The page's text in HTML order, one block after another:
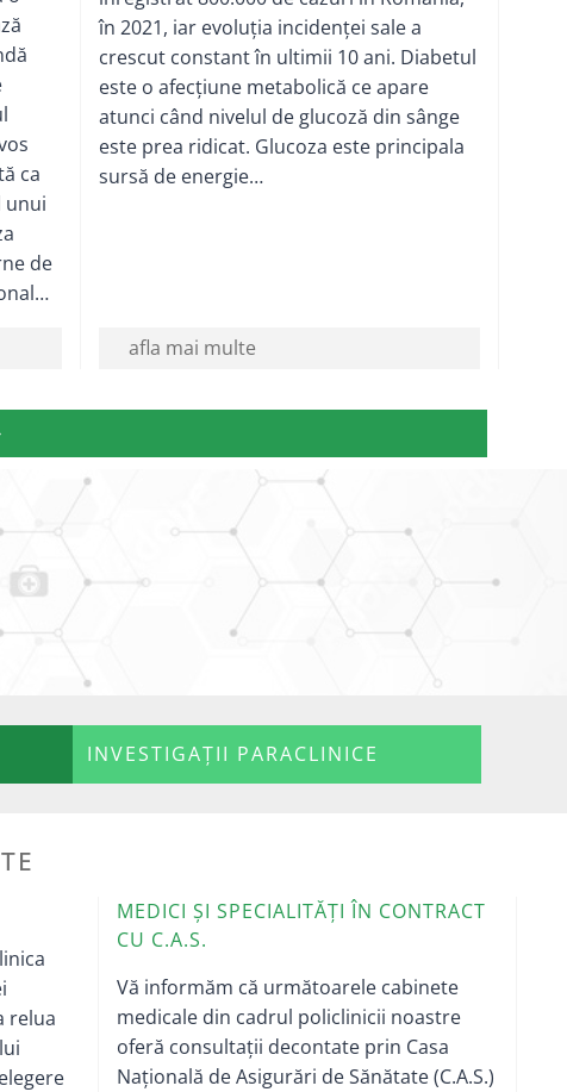
ca
unui
de
în 2021, iar evoluția incidenței sale a
crescut constant în ultimii 10 ani. Diabetul
este o afecțiune metabolică ce apare
atunci când nivelul de glucoză din sânge
este prea ridicat. Glucoza este principala
sursă de energie…
afla mai multe
INVESTIGAȚII PARACLINICE
relua
MEDICI ȘI SPECIALITĂȚI ÎN CONTRACT
CU C.A.S.
Vă informăm că următoarele cabinete
medicale din cadrul policlinicii noastre
oferă consultații decontate prin Casa
Națională de Asigurări de Sănătate (C.A.S.)